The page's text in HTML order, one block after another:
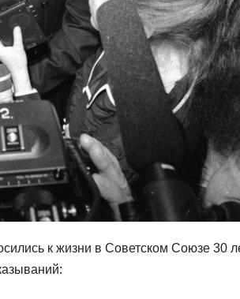
к жизни в Советском Союзе 30